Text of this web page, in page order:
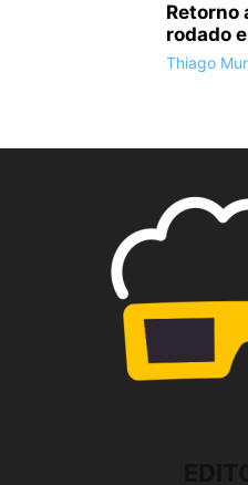
Retorno
rodado
Thiago